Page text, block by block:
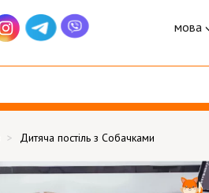
мова
Дитяча постіль з Собачками